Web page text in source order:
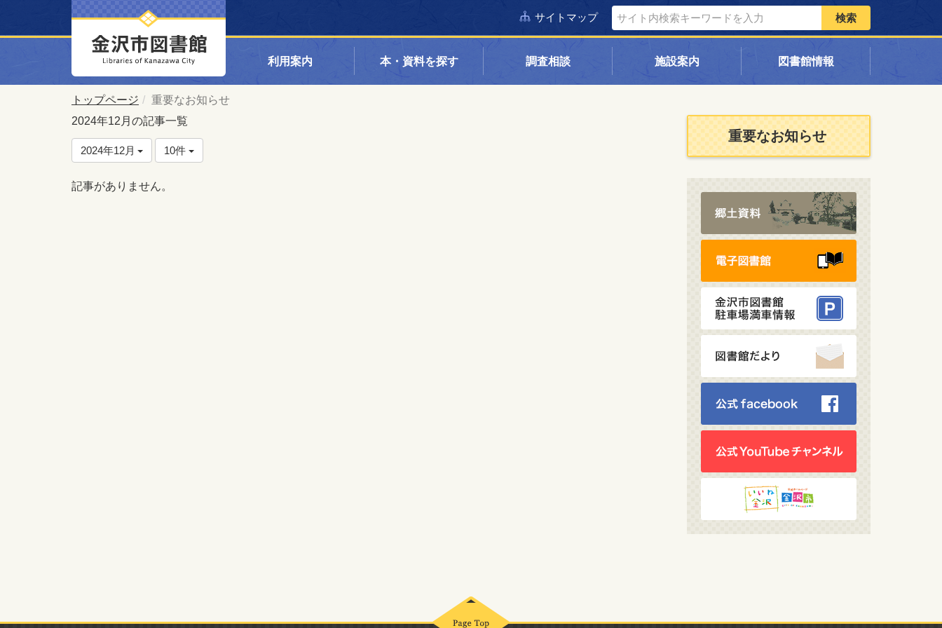
サイトマップ 検索
利用案内 本・資料を探す 調査相談 施設案内 図書館情報
トップページ
重要なお知らせ
2024年12月の記事一覧
2024年12月 10件
記事がありません。
重要なお知らせ